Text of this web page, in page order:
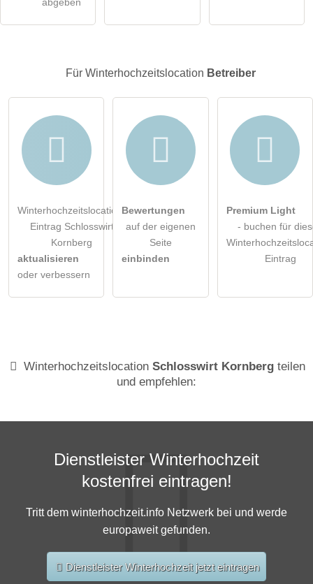
Hinweis:Bitte beachten Sie, öffentliche Fragen sindfür alle
Winterhochzeitslocation-Eintrag zu stellen .
Für Winterhochzeitslocation Betreiber
Winterhochzeitslocation-
Eintrag Schlosswirt
Kornberg
aktualisieren
oder verbessern
Bewertungen
auf der eigenen
Seite
einbinden
Premium Light
- buchen für
Eintrag
WinterhochzeitslocationSchlosswirt Kornberg teilen
und empfehlen:
Dienstleister Winterhochzeit
kostenfrei eintragen!
Tritt dem winterhochzeit.info Netzwerk bei und werde
europaweit gefunden.
Dienstleister Winterhochzeit jetzt eintragen